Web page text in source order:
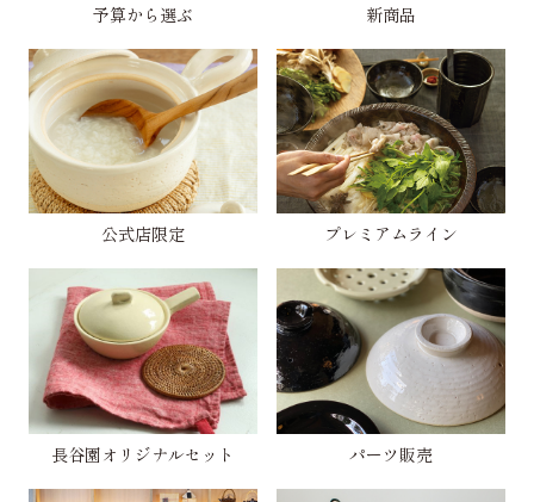
予算から選ぶ 新商品
公式店限定 プレミアムライン
長谷園オリジナルセット パーツ販売